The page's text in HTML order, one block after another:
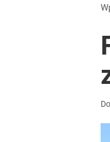
Prawdziwa
Gen.